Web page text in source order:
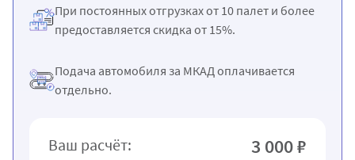
При постоянных отгрузках от 10 палет и более
предоставляется скидка от 15%.
Подача автомобиля за МКАД оплачивается
отдельно.
Ваш расчёт: 3 000 ₽